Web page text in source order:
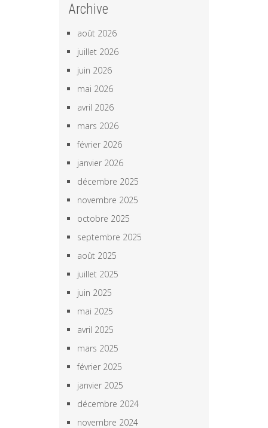
Archive
août 2026
juillet 2026
juin 2026
mai 2026
avril 2026
mars 2026
février 2026
janvier 2026
décembre 2025
novembre 2025
octobre 2025
septembre 2025
août 2025
juillet 2025
juin 2025
mai 2025
avril 2025
mars 2025
février 2025
janvier 2025
décembre 2024
novembre 2024